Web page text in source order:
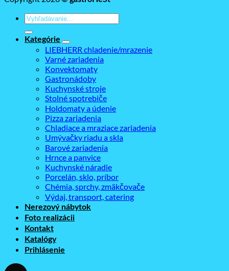
Hľadať:
Kategórie
LIEBHERR chladenie/mrazenie
Varné zariadenia
Konvektomaty
Gastronádoby
Kuchynské stroje
Stolné spotrebiče
Holdomaty a údenie
Pizza zariadenia
Chladiace a mraziace zariadenia
Umývačky riadu a skla
Barové zariadenia
Hrnce a panvice
Kuchynské náradie
Porcelán, sklo, príbor
Chémia, sprchy, zmäkčovače
Výdaj, transport, catering
Nerezový nábytok
Foto realizácii
Kontakt
Katalógy
Prihlásenie